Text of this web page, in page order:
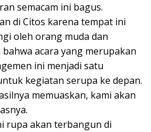
semacam ini bagus.
di Citos karena tempat ini
oleh orang muda dan
acara yang merupakan
ini menjadi satu
kegiatan serupa ke depan.
memuaskan, kami akan
rupa akan terbangun di